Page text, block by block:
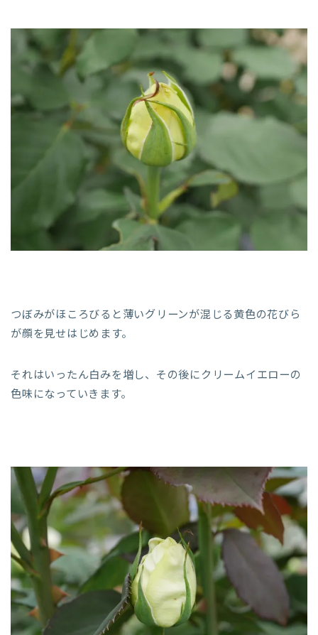
つぼみがほころびると薄いグリーンが混じる黄色の花びら
が顔を見せはじめます。
それはいったん白みを増し、その後にクリームイエローの
色味になっていきます。